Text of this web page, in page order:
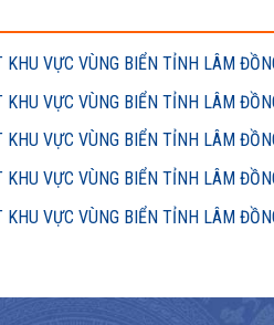
KHU VỰC VÙNG BIỂN TỈNH LÂM
KHU VỰC VÙNG BIỂN TỈNH LÂM
KHU VỰC VÙNG BIỂN TỈNH LÂM
KHU VỰC VÙNG BIỂN TỈNH LÂM
KHU VỰC VÙNG BIỂN TỈNH LÂM